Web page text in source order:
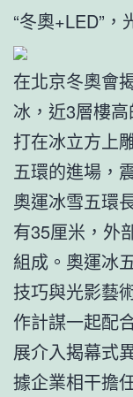
“冬奧+LED”
在北京冬奧會
冰，近3層樓
打在冰立方上
五環的進場，
奧運冰雪五環
有35厘米，外
組成。奧運冰
技巧與光影藝
作計謀一起配
展介入揭幕式
據企業相干擔